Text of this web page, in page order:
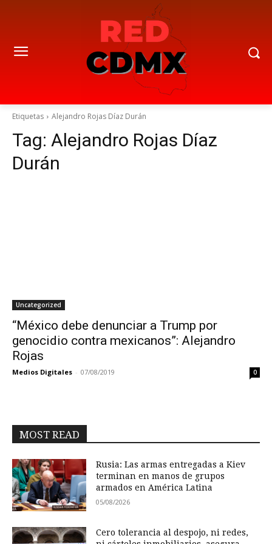
Etiquetas Alejandro Rojas Díaz Durán
Tag: Alejandro Rojas Díaz
Durán
Uncategorized
“México debe denunciar a Trump por
genocidio contra mexicanos”: Alejandro
Rojas
Medios Digitales - 07/08/2019 0
MOST READ
Rusia: Las armas entregadas a Kiev
terminan en manos de grupos
armados en América Latina
05/08/2026
Cero tolerancia al despojo, ni redes,